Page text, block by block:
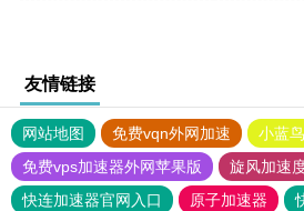
友情链接
网站地图 免费vqn外网加速
小蓝鸟
免费vps加速器外网苹果版
旋风加速
快连加速器官网入口
原子加速器